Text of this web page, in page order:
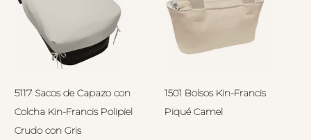
5117 Sacos de Capazo con
Colcha Kin-Francis Polipiel
Crudo con Gris
1501 Bolsos Kin-Francis
Piqué Camel